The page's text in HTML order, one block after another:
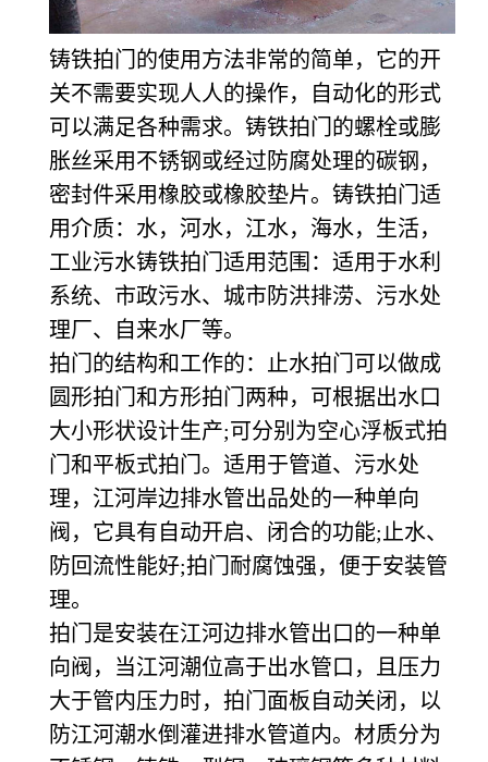
铸铁拍门的使用方法非常的简单，它的开
关不需要实现人人的操作，自动化的形式
可以满足各种需求。铸铁拍门的螺栓或膨
胀丝采用不锈钢或经过防腐处理的碳钢，
密封件采用橡胶或橡胶垫片。铸铁拍门适
用介质：水，河水，江水，海水，生活，
工业污水铸铁拍门适用范围：适用于水利
系统、市政污水、城市防洪排涝、污水处
理厂、自来水厂等。
拍门的结构和工作的：止水拍门可以做成
圆形拍门和方形拍门两种，可根据出水口
大小形状设计生产;可分别为空心浮板式拍
门和平板式拍门。适用于管道、污水处
理，江河岸边排水管出品处的一种单向
阀，它具有自动开启、闭合的功能;止水、
防回流性能好;拍门耐腐蚀强，便于安装管
理。
拍门是安装在江河边排水管出口的一种单
向阀，当江河潮位高于出水管口，且压力
大于管内压力时，拍门面板自动关闭，以
防江河潮水倒灌进排水管道内。材质分为